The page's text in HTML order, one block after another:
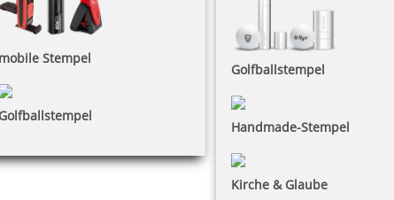
mobile Stempel
Golfballstempel
Golfballstempel
Handmade-Stempel
Kirche & Glaube